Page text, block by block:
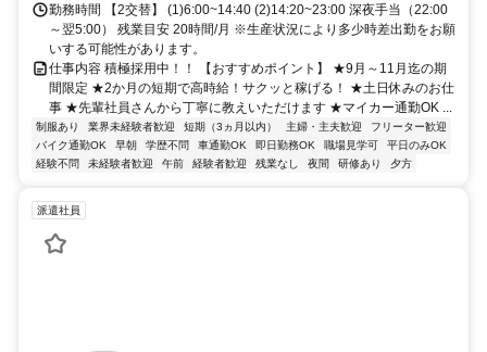
勤務時間 【2交替】 (1)6:00~14:40 (2)14:20~23:00 深夜手当（22:00
～翌5:00） 残業目安 20時間/月 ※生産状況により多少時差出勤をお願
いする可能性があります。
仕事内容 積極採用中！！ 【おすすめポイント】 ★9月～11月迄の期
間限定 ★2か月の短期で高時給！サクッと稼げる！ ★土日休みのお仕
事 ★先輩社員さんから丁寧に教えいただけます ★マイカー通勤OK ...
制服あり 業界未経験者歓迎 短期（3ヵ月以内） 主婦・主夫歓迎
フリーター歓迎
バイク通勤OK
早朝 学歴不問 車通勤OK 即日勤務OK 職場見学可
平日のみOK
経験不問
未経験者歓迎 午前 経験者歓迎 残業なし 夜間 研修あり 夕方
派遣社員